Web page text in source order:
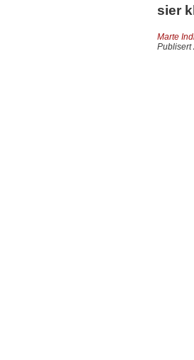
sier
Marte
Publisert